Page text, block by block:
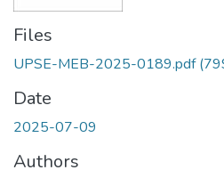
Files
UPSE-MEB-2025-0189.pdf
Date
2025-07-09
Authors